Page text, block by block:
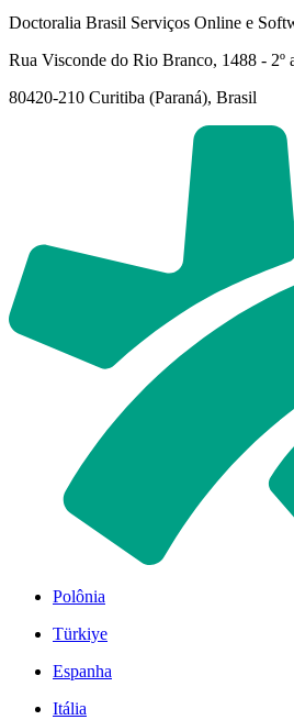
Doctoralia Brasil Serviços Online e
Rua Visconde do Rio Branco, 1488 - 2º
80420-210 Curitiba (Paraná), Brasil
Polônia
Türkiye
Espanha
Itália